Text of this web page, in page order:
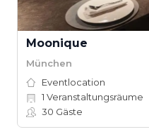
Moonique
München
Eventlocation
1 Veranstaltungsräume
30 Gäste